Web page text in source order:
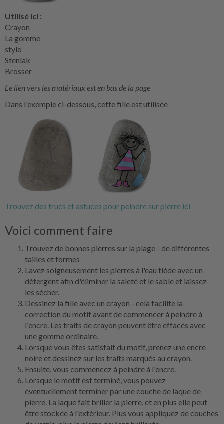
Utilisé ici :
Crayon
La gomme
stylo
Stenlak
Brosser
Le lien vers les matériaux est en bas de la page
Dans l'exemple ci-dessous, cette fille est utilisée
Trouvez des trucs et astuces pour peindre sur pierre ici
Voici comment faire
Trouvez de bonnes pierres sur la plage - de différentes
tailles et formes
Lavez soigneusement les pierres à l'eau tiède avec un
détergent afin d'éliminer la saleté et le sable et laissez-
les sécher.
Dessinez la fille avec un crayon - cela facilite la
correction du motif avant de commencer à peindre à
l'encre. Les traits de crayon peuvent être effacés avec
une gomme ordinaire.
Lorsque vous êtes satisfait du motif, prenez une encre
noire et dessinez sur les traits marqués au crayon.
Ensuite, vous commencez à peindre à l'encre.
Lorsque le motif est terminé, vous pouvez
éventuellement terminer par une couche de laque de
pierre. La laque fait briller la pierre, et en plus elle peut
être stockée à l'extérieur. Plus vous appliquez de couches